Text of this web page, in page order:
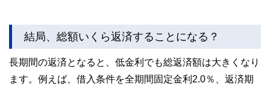
結局、総額いくら返済することになる？
長期間の返済となると、低金利でも総返済額は大きくなり
ます。例えば、借入条件を全期間固定金利2.0％、返済期